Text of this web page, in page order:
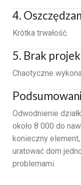
4.
Krótka trwałość.
5. Brak
Chaotyczne
Odwodnienie
około 8 000 do
konieczny
uratować dom
problemami.